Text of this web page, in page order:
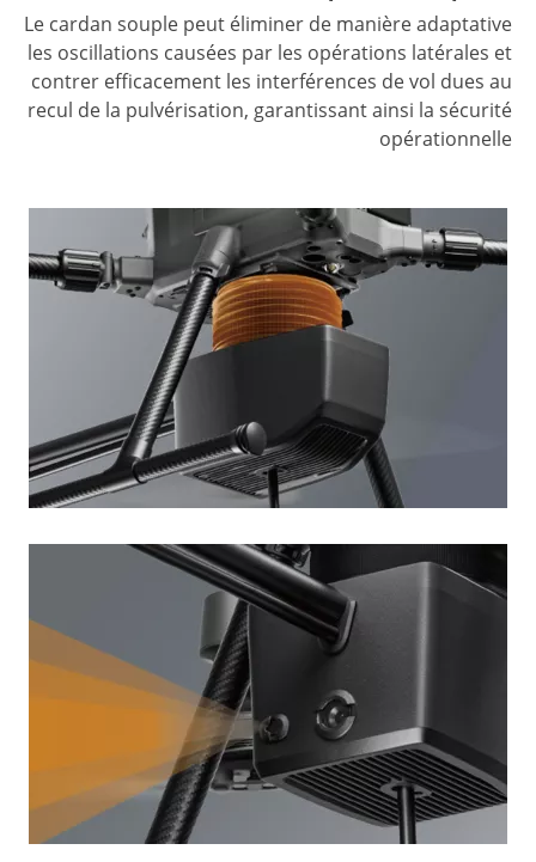
Le cardan souple peut éliminer de manière adaptative
les oscillations causées par les opérations latérales et
contrer efficacement les interférences de vol dues au
recul de la pulvérisation, garantissant ainsi la sécurité
opérationnelle